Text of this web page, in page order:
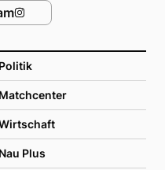
Politik
Matchcenter
Nau Plus